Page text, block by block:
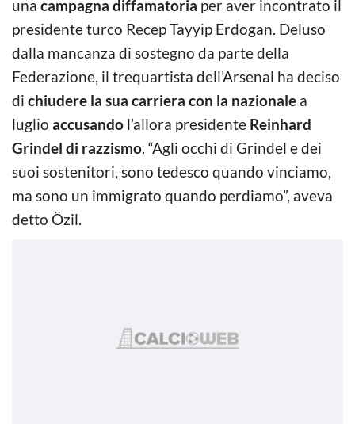
una campagna diffamatoria per aver incontrato il
presidente turco Recep Tayyip Erdogan. Deluso
dalla mancanza di sostegno da parte della
Federazione, il trequartista dell’Arsenal ha deciso
di chiudere la sua carriera con la nazionale a
luglio accusando l’allora presidente Reinhard
Grindel di razzismo. “Agli occhi di Grindel e dei
suoi sostenitori, sono tedesco quando vinciamo,
ma sono un immigrato quando perdiamo”, aveva
detto Özil.